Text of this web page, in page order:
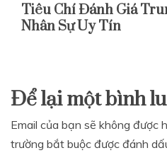
Tiêu Chí Đánh Giá
Nhân Sự Uy Tín
Để lại một bình
Email của bạn sẽ không được
trường bắt buộc được đánh